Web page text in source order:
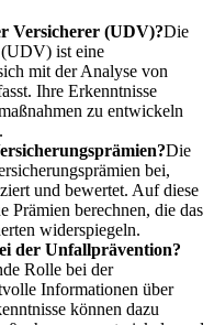
Versicherer (UDV)?Die
ist eine
mit der Analyse von
Ihre Erkenntnisse
zu entwickeln
Die
bei,
und bewertet. Auf diese
Prämien berechnen, die das
widerspiegeln.
der Unfallprävention?
Rolle bei der
Informationen über
können dazu